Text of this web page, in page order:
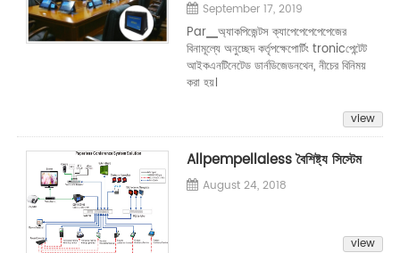
September 17, 2019
Par▁অ্যাকপিজেন্টস ক্যাপেপেপেপেপেজের
বিনামূল্যে অনুচ্ছেদ কর্তৃপক্ষেপোর্টিং tronicপেন্টেট
আইকএনটিনেটেড ডার্নডিজেডনথেন, নীচের বিনিময়
করা হয়।
view
Allpempellaless বৈশিষ্ট্য সিস্টেম
August 24, 2018
view